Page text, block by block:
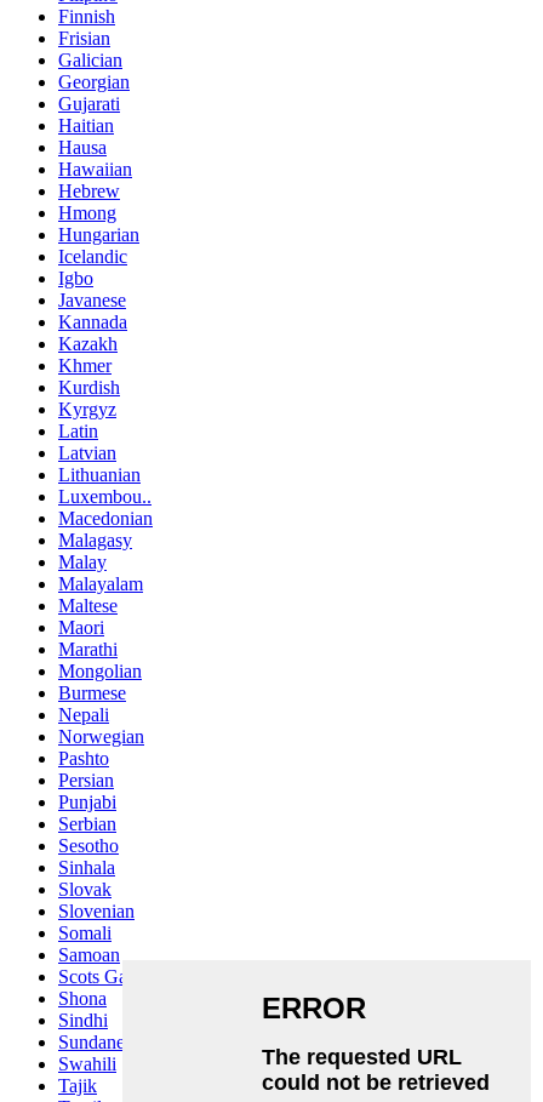
Finnish
Frisian
Galician
Georgian
Gujarati
Haitian
Hausa
Hawaiian
Hebrew
Hmong
Hungarian
Icelandic
Igbo
Javanese
Kannada
Kazakh
Khmer
Kurdish
Kyrgyz
Latin
Latvian
Lithuanian
Luxembou..
Macedonian
Malagasy
Malay
Malayalam
Maltese
Maori
Marathi
Mongolian
Burmese
Nepali
Norwegian
Pashto
Persian
Punjabi
Serbian
Sesotho
Sinhala
Slovak
Slovenian
Somali
Samoan
Scots Gaelic
Shona
Sindhi
Sundanese
Swahili
Tajik